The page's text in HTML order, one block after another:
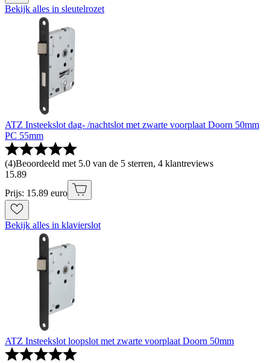
Bekijk alles in sleutelrozet
ATZ Insteekslot dag- /nachtslot met zwarte voorplaat Doorn 50mm
PC 55mm
(4)Beoordeeld met 5.0 van de 5 sterren, 4 klantreviews
15.89
Prijs: 15.89 euro
Bekijk alles in klavierslot
ATZ Insteekslot loopslot met zwarte voorplaat Doorn 50mm